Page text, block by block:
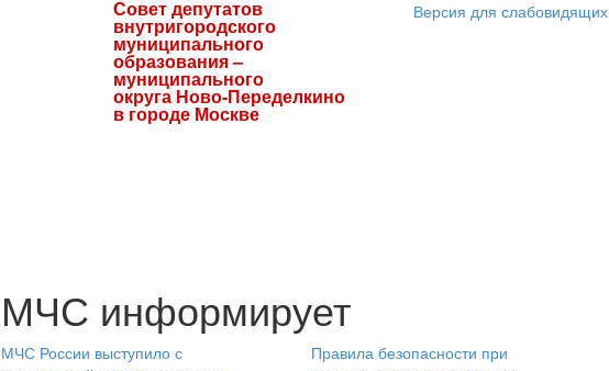
Совет депутатов
внутригородского
муниципального
образования –
муниципального
округа Ново-Переделкино
в городе Москве
Версия для слабовидящих
МЧС информирует
МЧС России выступило с
Правила безопасности при